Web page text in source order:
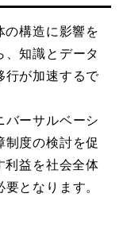
の構造に影響を
、知識とデータ
行が加速するで
バーサルベーシ
制度の検討を促
利益を社会全体
となります。